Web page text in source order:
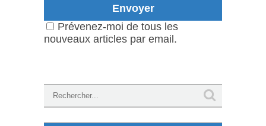
Prévenez-moi de tous les
nouveaux articles par email.